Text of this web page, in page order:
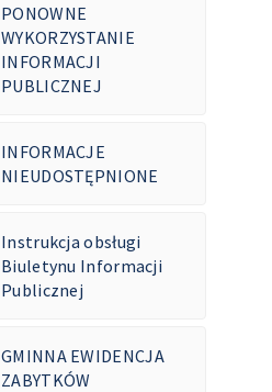
PONOWNE
WYKORZYSTANIE
INFORMACJI
PUBLICZNEJ
INFORMACJE
NIEUDOSTĘPNIONE
Instrukcja obsługi
Biuletynu Informacji
Publicznej
GMINNA EWIDENCJA
ZABYTKÓW